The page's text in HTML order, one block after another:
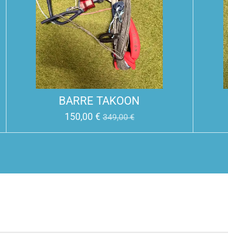
BARRE TAKOON
150,00 € 349,00 €